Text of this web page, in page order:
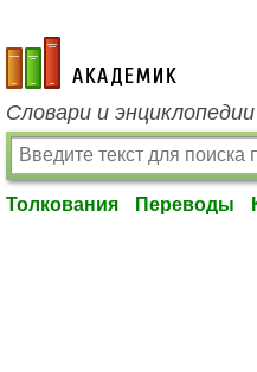
academic.ru
Словари и
Толкования Переводы